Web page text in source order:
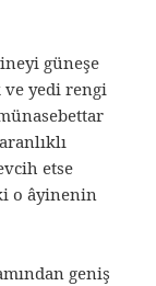
güneşe
ve yedi rengi
etse
o âyinenin
geniş